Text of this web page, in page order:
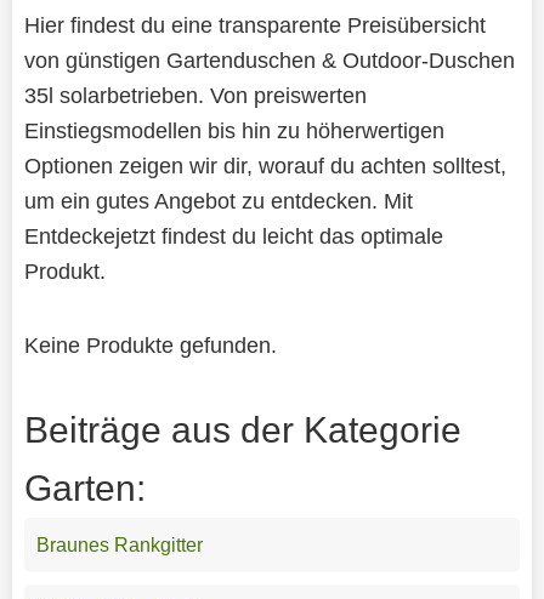
Hier findest du eine transparente Preisübersicht
von günstigen Gartenduschen & Outdoor-Duschen
35l solarbetrieben. Von preiswerten
Einstiegsmodellen bis hin zu höherwertigen
Optionen zeigen wir dir, worauf du achten solltest,
um ein gutes Angebot zu entdecken. Mit
Entdeckejetzt findest du leicht das optimale
Produkt.
Keine Produkte gefunden.
Beiträge aus der Kategorie
Garten:
Braunes Rankgitter